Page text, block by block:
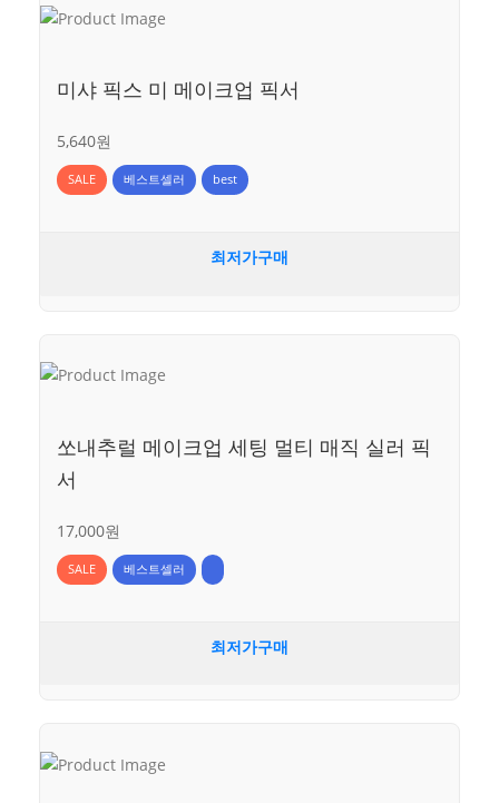
미샤 픽스 미 메이크업 픽서
5,640원
SALE 베스트셀러 best
최저가구매
쏘내추럴 메이크업 세팅 멀티 매직 실러 픽
서
17,000원
SALE 베스트셀러
최저가구매